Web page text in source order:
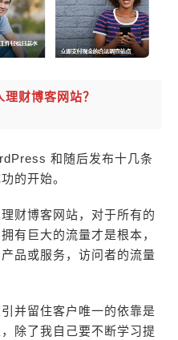
财博客网站？
和随后发布十几条
的开始。
财博客网站，对于所有的
有巨大的流量才是根本，
品或服务，访问者的流量
并留住客户唯一的依靠是
除了我自己要不断学习提